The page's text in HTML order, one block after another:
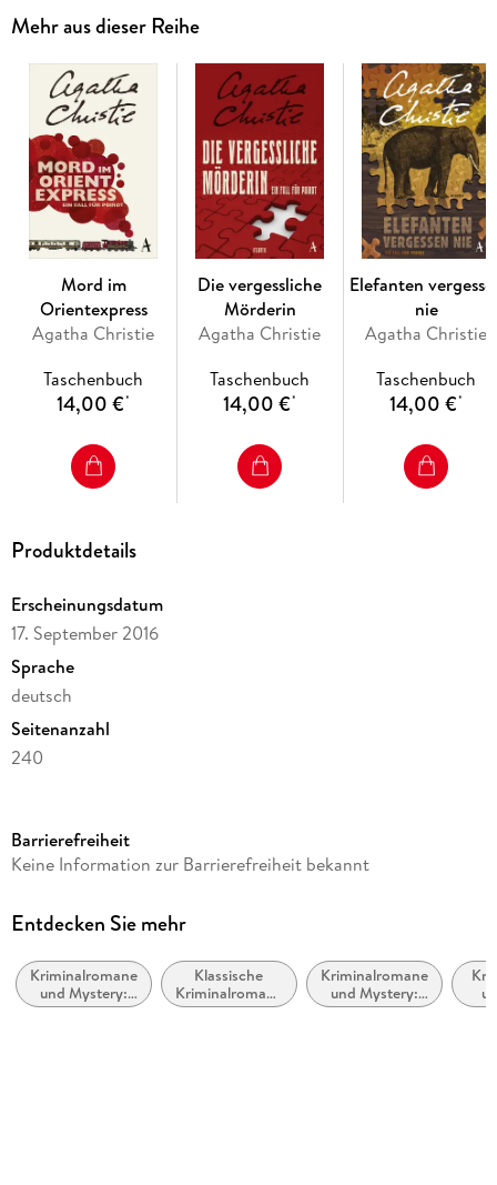
Inhaltsverzeichnis
Cover
Titelseite
Für meine Freunde, [. . .]
Regie: [. . .]
Erster Akt Verdacht
Zweiter Akt Gewissheit
Dritter Akt Enthüllung
Über Agatha Christie
Skipper-Books
Mehr aus dieser Reihe
Mord im
Orientexpress
Agatha Christie
Taschenbuch
14,00 €*
Die vergessliche
Mörderin
Agatha Christie
Taschenbuch
14,00 €*
Elefanten
nie
Agatha Christie
Taschenbuch
14,00 €*
Produktdetails
Erscheinungsdatum
17. September 2016
Sprache
deutsch
Seitenanzahl
240
Autor/Autorin
Übersetzung
Verlag/Hersteller
Atlantik Verlag
Barrierefreiheit
Keine Information zur Barrierefreiheit bekannt
Entdecken Sie mehr
Kriminalromane
und Mystery:
Cosy Mystery
Klassische
Kriminalromane
und Mystery
Kriminalromane
und Mystery:
Polizeiarbeit &